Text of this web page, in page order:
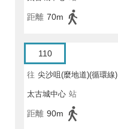
距離 70m
110
往 尖沙咀(麼地道)(循環線)
太古城中心 站
距離 90m